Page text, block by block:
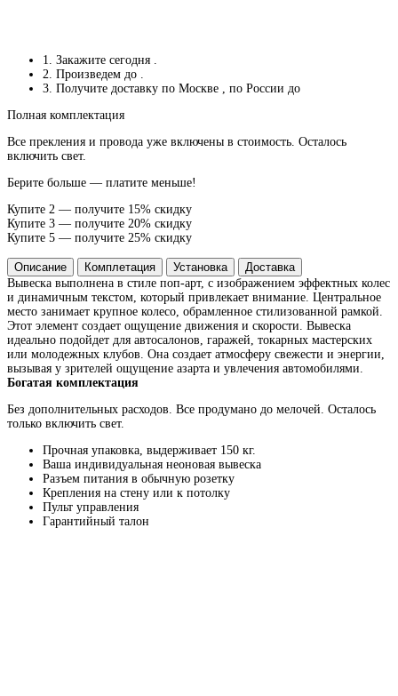
1. Закажите сегодня
2. Произведем до
3. Получите доставку по Москве
, по России до
Полная комплектация
Все прекления и провода уже включены в стоимость. Осталось
включить свет.
Берите больше — платите меньше!
Купите 2 — получите 15% скидку
Купите 3 — получите 20% скидку
Купите 5 — получите 25% скидку
Описание Комплетация Установка
Доставка
Вывеска выполнена в стиле поп-арт, с изображением эффектных колес
и динамичным текстом, который привлекает внимание. Центральное
место занимает крупное колесо, обрамленное стилизованной рамкой.
Этот элемент создает ощущение движения и скорости. Вывеска
идеально подойдет для автосалонов, гаражей, токарных мастерских
или молодежных клубов. Она создает атмосферу свежести и энергии,
вызывая у зрителей ощущение азарта и увлечения автомобилями.
Богатая комплектация
Без дополнительных расходов. Все продумано до мелочей. Осталось
только включить свет.
Прочная упаковка, выдерживает 150 кг.
Ваша индивидуальная неоновая вывеска
Разъем питания в обычную розетку
Крепления на стену или к потолку
Пульт управления
Гарантийный талон